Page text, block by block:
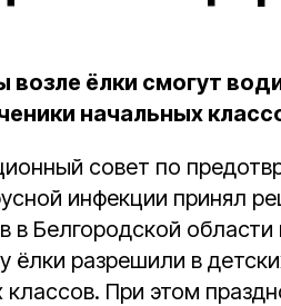
ёлки смогут
начальных
совет по
инфекции принял
в Белгородской
ёлки разрешили в
классов. При этом